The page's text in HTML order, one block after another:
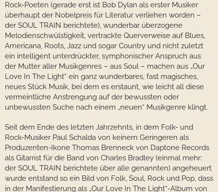
Rock-Poeten (gerade erst ist Bob Dylan als erster Musiker
überhaupt der Nobelpreis für Literatur verliehen worden –
der SOUL TRAIN berichtete), wunderbar überzogene
Melodienschwülstigkeit, vertrackte Querverweise auf Blues,
Americana, Roots, Jazz und sogar Country und nicht zuletzt
ein intelligent unterdrückter, symphonischer Anspruch aus
der Mutter aller Musikgenres – aus Soul – machen aus „Our
Love In The Light“ ein ganz wunderbares, fast magisches,
neues Stück Musik, bei dem es erstaunt, wie leicht all diese
vermeintliche Anstrengung auf der bewussten oder
unbewussten Suche nach einem „neuen“ Musikgenre klingt.
Seit dem Ende des letzten Jahrzehnts, in dem Folk- und
Rock-Musiker Paul Schalda von keinem Geringeren als
Produzenten-Ikone Thomas Brenneck von Daptone Records
als Gitarrist für die Band von Charles Bradley (einmal mehr:
der SOUL TRAIN berichtete über alle genannten) angeheuert
wurde entstand so ein Bild von Folk, Soul, Rock und Pop, dass
in der Manifestierung als „Our Love In The Light“-Album von